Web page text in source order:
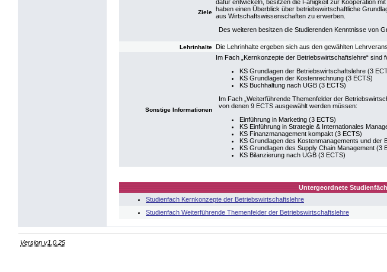
Ziele
dafür entwickeln, besitzen die Fähigkeit zur Kooperation
haben einen Überblick über betriebswirtschaftliche
aus Wirtschaftswissenschaften zu erwerben.
Des weiteren besitzen die Studierenden Kenntnisse von
Lehrinhalte Die Lehrinhalte ergeben sich aus den gewählten
Sonstige Informationen
Im Fach „Kernkonzepte der Betriebswirtschaftslehre“
KS Grundlagen der Betriebswirtschaftslehre (3
KS Grundlagen der Kostenrechnung (3 ECTS)
KS Buchhaltung nach UGB (3 ECTS)
Im Fach „Weiterführende Themenfelder der
von denen 9 ECTS ausgewählt werden müssen:
Einführung in Marketing (3 ECTS)
KS Einführung in Strategie & Internationales
KS Finanzmanagement kompakt (3 ECTS)
KS Grundlagen des Kostenmanagements und der
KS Grundlagen des Supply Chain Management (3
KS Bilanzierung nach UGB (3 ECTS)
Untergeordnete
Studienfach Kernkonzepte der Betriebswirtschaftslehre
Studienfach Weiterführende Themenfelder der Betriebswirtschaftslehre
Version v1.0.25